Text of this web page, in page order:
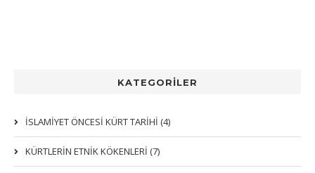
KATEGORİLER
İSLAMİYET ÖNCESİ KÜRT TARİHİ (4)
KÜRTLERIN ETNIK KÖKENLERI (7)